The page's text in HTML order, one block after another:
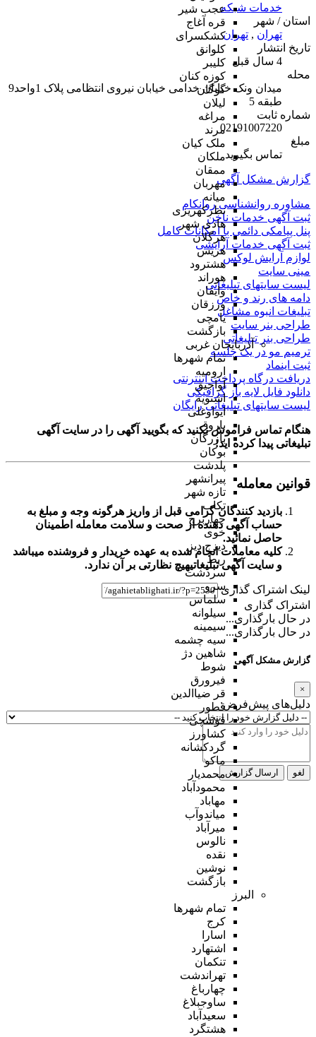
عجب شیر
قره آغاج
کشکسرای
کلوانق
کلیبر
کوزه کنان
گوگان
لیلان
مراغه
مرند
ملک کیان
ملکان
ممقان
مهربان
میانه
نظرکهریزی
هادی شهر
هرگلان
هریس
هشترود
هوراند
وایقان
ورزقان
یامچی
بازگشت
آذربایجان غربی
تمام شهر‌ها
ارومیه
آواجیق
اشنویه
ایواوغلی
باروق
بازرگان
بوکان
پلدشت
پیرانشهر
تازه شهر
تکاب
چهاربرج
خوی
دیزج دیز
ربط
سردشت
سرو
سلماس
سیلوانه
سیمینه
سیه چشمه
شاهین دژ
شوط
فیرورق
قر ضیاالدین
قطور
قوشچی
کشاورز
گردکشانه
ماکو
محمدیار
محمودآباد
مهاباد
میاندوآب
میرآباد
نالوس
نقده
نوشین
بازگشت
البرز
تمام شهر‌ها
کرج
اسارا
اشتهارد
تنکمان
تهراندشت
چهارباغ
ساوجبلاغ
سعیدآباد
هشتگرد
خدمات شبکه
استان / شهر
تهران , تهران
تاریخ انتشار
4 سال قبل
محله
میدان ونک خیابان خدامی خیابان نیروی انتظامی پلاک 1واحد9
طبقه 5
شماره ثابت
02191007220
مبلغ
تماس بگیرید
گزارش مشکل آگهی
مشاوره روانشناسی روانکام
ثبت آگهی خدمات ناخن
پنل پیامکی دائمی با امکانات کامل
ثبت آگهی خدمات آرایشی
لوازم آرایش لوکس
مینی سایت
لیست سایتهای تبلیغاتی
دامه های رند و خاص
تبلیغات انبوه مشاغل
طراحی بنر سایت
طراحی بنر تبلیغاتی
ترمیم مو در یک جلسه
ثبت اینماد
دریافت درگاه پرداخت اینترنتی
دانلود فایل لایه باز گرافیکی
لیست سایتهای تبلیغاتی رایگان
هنگام تماس فراموش نکنید که بگویید آگهی را در سایت آگهی
تبلیغاتی پیدا کرده اید!
قوانین معامله
بازدید کنندگان گرامی قبل از واریز هرگونه وجه و مبلغ به
حساب آگهی دهنده از صحت و سلامت معامله اطمینان
حاصل نمائید.
کلیه معاملات انجام شده به عهده خریدار و فروشنده میباشد
و سایت آگهی تبلیغاتیهیچ نظارتی بر آن ندارد.
لینک اشتراک گذاری
اشتراک گذاری
در حال بارگذاری...
در حال بارگذاری...
گزارش مشکل آگهی
×
دلیل‌های پیش‌فرض:
لغو ارسال گزارش